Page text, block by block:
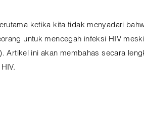
ketika kita tidak menyadari
untuk mencegah infeksi HIV
ini akan membahas secara